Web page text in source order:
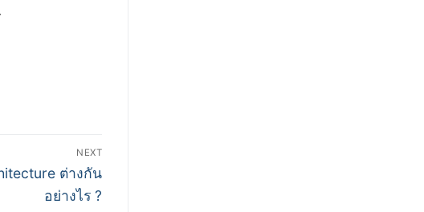
NEXT
ต่างกัน
อย่างไร ?